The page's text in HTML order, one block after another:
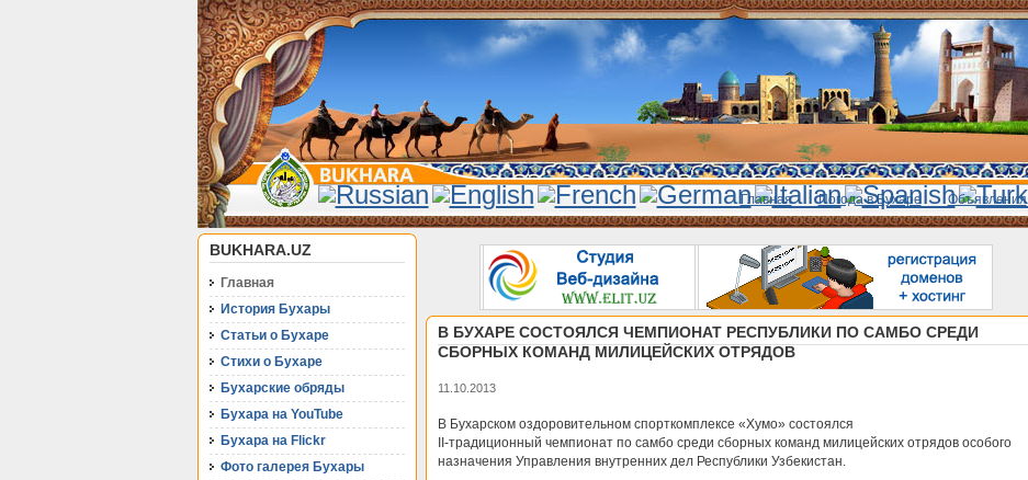
Главная Погода в Бухаре Объявления
BUKHARA.UZ
Главная
История Бухары
Статьи о Бухаре
Стихи о Бухаре
Бухарские обряды
Бухара на YouTube
Бухара на Flickr
Фото галерея Бухары
В БУХАРЕ СОСТОЯЛСЯ ЧЕМПИОНАТ РЕСПУБЛИКИ ПО САМБО СРЕДИ
СБОРНЫХ КОМАНД МИЛИЦЕЙСКИХ ОТРЯДОВ
11.10.2013
В Бухарском оздоровительном спорткомплексе «Хумо» состоялся
II-традиционный чемпионат по самбо среди сборных команд милицейских отрядов особого
назначения Управления внутренних дел Республики Узбекистан.